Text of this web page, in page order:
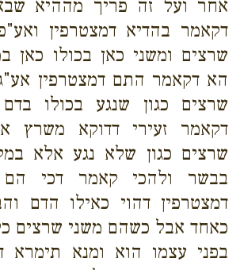
אחר ועל זה פריך מההיא
דקאמר בהדיא דמצטרפין
שרצים ומשני כאן בכולו כאן
הא דקאמר התם דמצטרפין
שרצים כגון שנגע בכולו
דקאמר זעירי דדוקא משרץ
שרצים כגון שלא נגע אלא
בבשר ולהכי קאמר דכי
דמצטרפין דהוי כאילו הדם
כאחד אבל כשהם משני שרצים
בפני עצמו הוא ומנא תימרא